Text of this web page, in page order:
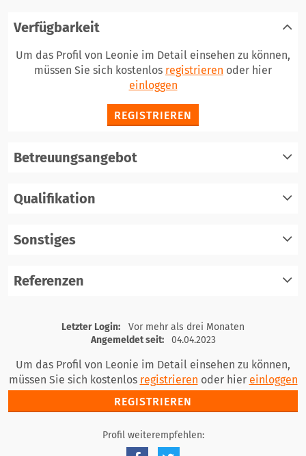
Verfügbarkeit
Um das Profil von Leonie im Detail einsehen zu können,
müssen Sie sich kostenlos registrieren oder hier
einloggen
REGISTRIEREN
Betreuungsangebot
Qualifikation
Sonstiges
Referenzen
registrieren
einloggen
Letzter Login:
Vor mehr als drei Monaten
Angemeldet seit:
04.04.2023
Um das Profil von Leonie im Detail einsehen zu können,
müssen Sie sich kostenlos registrieren oder hier einloggen
REGISTRIEREN
Profil weiterempfehlen: